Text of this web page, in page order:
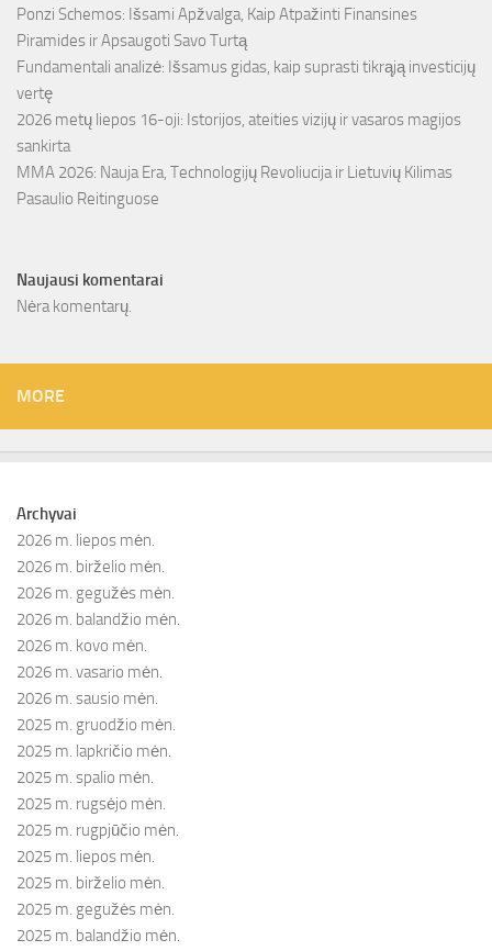
Ponzi Schemos: Išsami Apžvalga, Kaip Atpažinti Finansines
Piramides ir Apsaugoti Savo Turtą
Fundamentali analizė: Išsamus gidas, kaip suprasti tikrąją investicijų
vertę
2026 metų liepos 16-oji: Istorijos, ateities vizijų ir vasaros magijos
sankirta
MMA 2026: Nauja Era, Technologijų Revoliucija ir Lietuvių Kilimas
Pasaulio Reitinguose
Naujausi komentarai
Nėra komentarų.
MORE
Archyvai
2026 m. liepos mėn.
2026 m. birželio mėn.
2026 m. gegužės mėn.
2026 m. balandžio mėn.
2026 m. kovo mėn.
2026 m. vasario mėn.
2026 m. sausio mėn.
2025 m. gruodžio mėn.
2025 m. lapkričio mėn.
2025 m. spalio mėn.
2025 m. rugsėjo mėn.
2025 m. rugpjūčio mėn.
2025 m. liepos mėn.
2025 m. birželio mėn.
2025 m. gegužės mėn.
2025 m. balandžio mėn.